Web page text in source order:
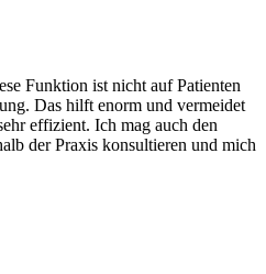
Funktion ist nicht auf Patienten
Das hilft enorm und vermeidet
effizient. Ich mag auch den
der Praxis konsultieren und mich